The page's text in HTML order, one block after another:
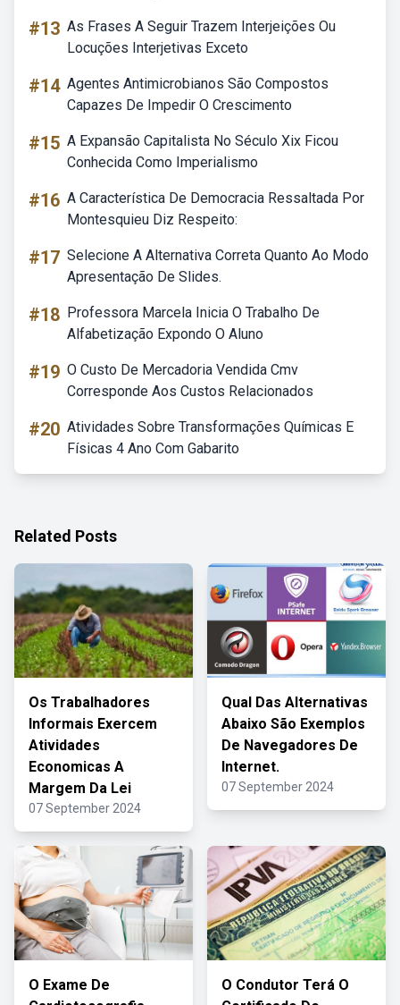
#13 As Frases A Seguir Trazem Interjeições Ou
Locuções Interjetivas Exceto
#14 Agentes Antimicrobianos São Compostos
Capazes De Impedir O Crescimento
#15 A Expansão Capitalista No Século Xix Ficou
Conhecida Como Imperialismo
#16 A Característica De Democracia Ressaltada Por
Montesquieu Diz Respeito:
#17 Selecione A Alternativa Correta Quanto Ao Modo
Apresentação De Slides.
#18 Professora Marcela Inicia O Trabalho De
Alfabetização Expondo O Aluno
#19 O Custo De Mercadoria Vendida Cmv
Corresponde Aos Custos Relacionados
#20 Atividades Sobre Transformações Químicas E
Físicas 4 Ano Com Gabarito
Related Posts
Os Trabalhadores
Informais Exercem
Atividades
Economicas A
Margem Da Lei
07 September 2024
Qual Das Alternativas
Abaixo São Exemplos
De Navegadores De
Internet.
07 September 2024
O Exame De
O Condutor Terá O